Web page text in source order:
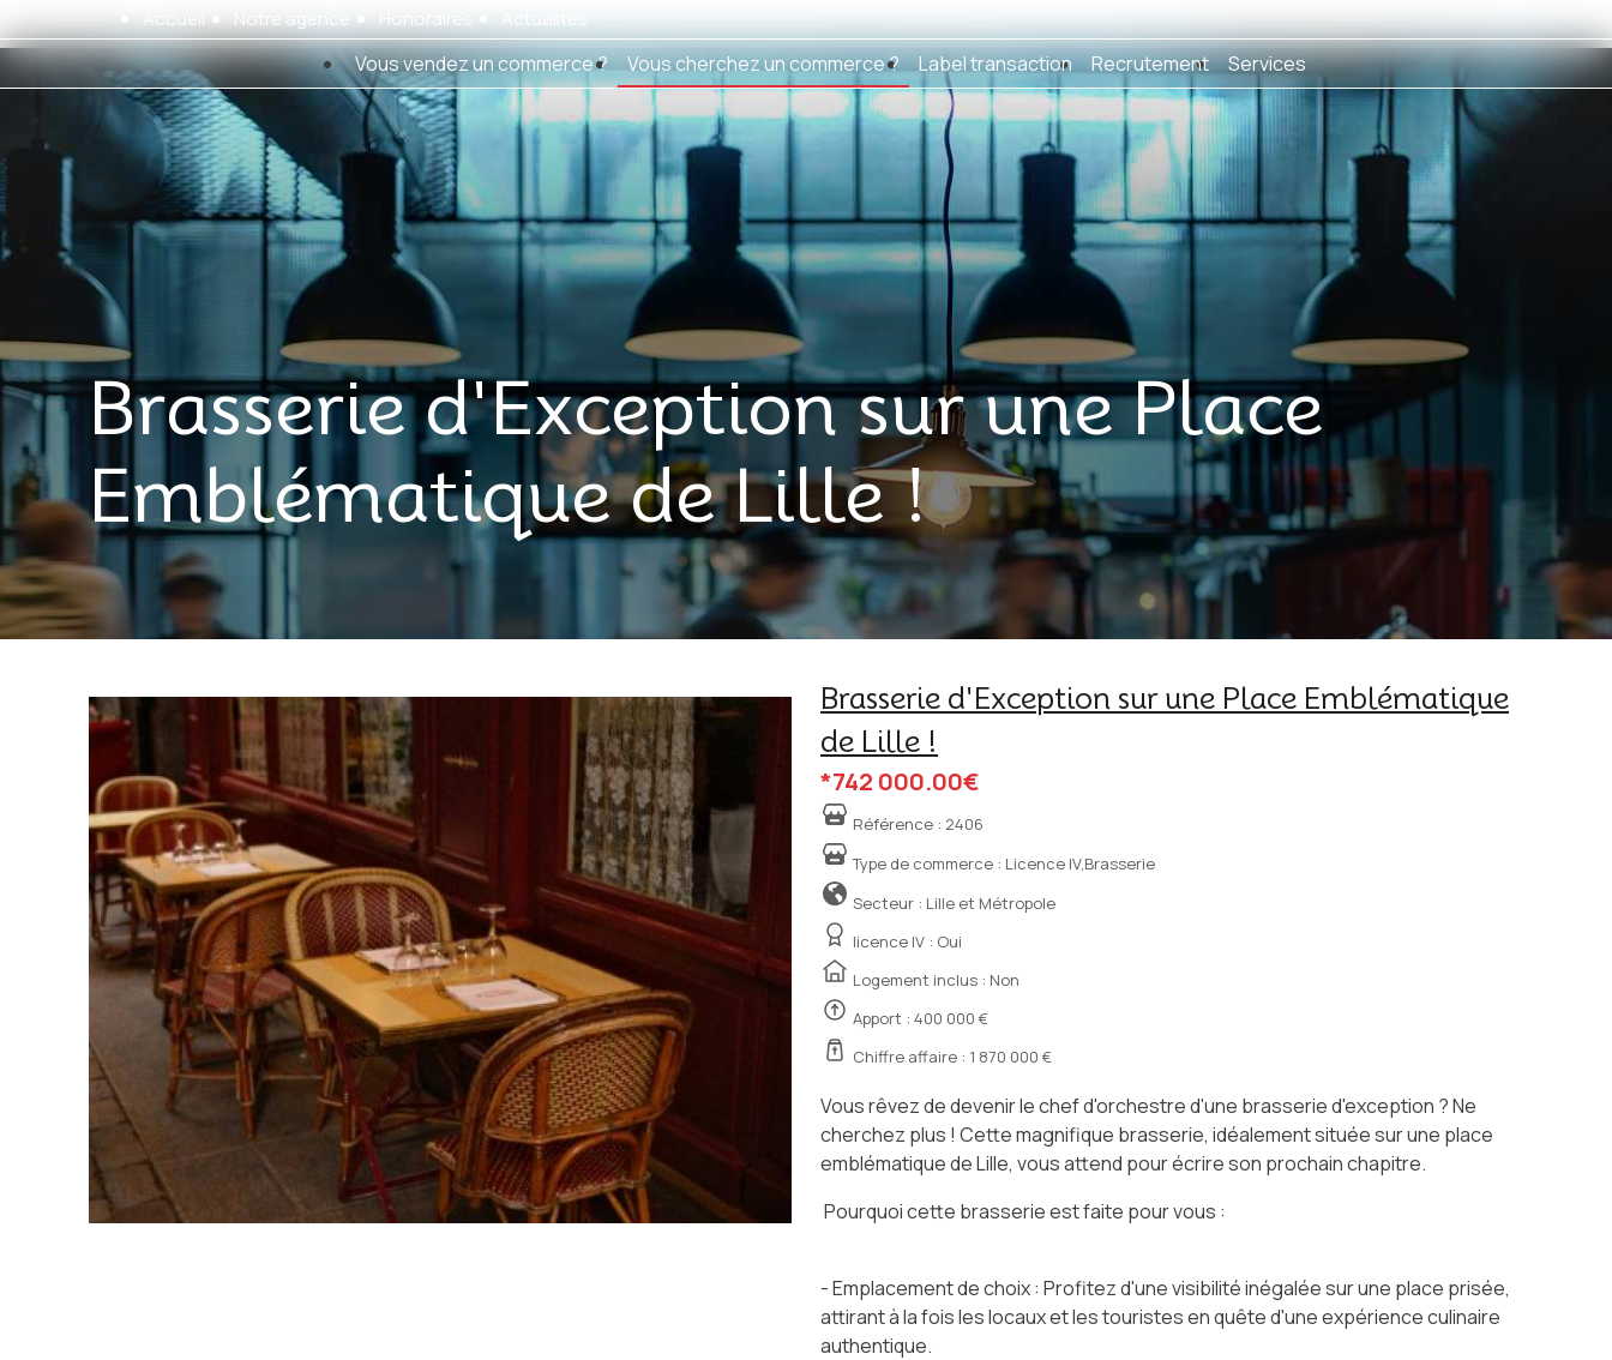
Accueil Notre agence Honoraires Actualités
Vous vendez un commerce ? Vous cherchez un commerce ? Label transaction Recrutement Services
Brasserie d'Exception sur une Place
Emblématique de Lille !
Brasserie d'Exception sur une Place Emblématique
de Lille !
*742 000.00€
Référence : 2406
Type de commerce : Licence IV,Brasserie
Secteur : Lille et Métropole
licence IV : Oui
Logement inclus : Non
Apport : 400 000 €
Chiffre affaire : 1 870 000 €
Vous rêvez de devenir le chef d'orchestre d'une brasserie d'exception ? Ne
cherchez plus ! Cette magnifique brasserie, idéalement située sur une place
emblématique de Lille, vous attend pour écrire son prochain chapitre.
Pourquoi cette brasserie est faite pour vous :
- Emplacement de choix : Profitez d'une visibilité inégalée sur une place prisée,
attirant à la fois les locaux et les touristes en quête d'une expérience culinaire
authentique.